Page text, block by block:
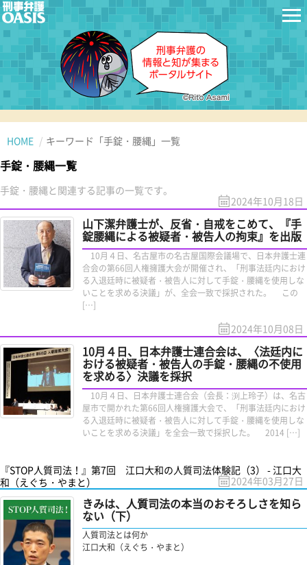
HOME キーワード「手錠・腰縄」一覧
手錠・腰縄一覧
手錠・腰縄と関連する記事の一覧です。
2024年10月18日
山下潔弁護士が、反省・自戒をこめて、『手
錠腰縄による被疑者・被告人の拘束』を出版
10月４日、名古屋市の名古屋国際会議場で、日本弁護士連
合会の第66回人権擁護大会が開催され、「刑事法廷内におけ
る入退廷時に被疑者・被告人に対して手錠・腰縄を使用しな
いことを求める決議」が、全会一致で採択された。 この
[…]
2024年10月08日
10月４日、日本弁護士連合会は、〈法廷内に
おける被疑者・被告人の手錠・腰縄の不使用
を求める〉決議を採択
10月４日、日本弁護士連合会（会長：渕上玲子）は、名古
屋市で開かれた第66回人権擁護大会で、「刑事法廷内におけ
る入退廷時に被疑者・被告人に対して手錠・腰縄を使用しな
いことを求める決議」を全会一致で採択した。 2014 […]
『STOP人質司法！』第7回 江口大和の人質司法体験記（3） - 江口大
和（えぐち・やまと）
2024年03月27日
きみは、人質司法の本当のおそろしさを知ら
ない（下）
人質司法とは何か
江口大和（えぐち・やまと）